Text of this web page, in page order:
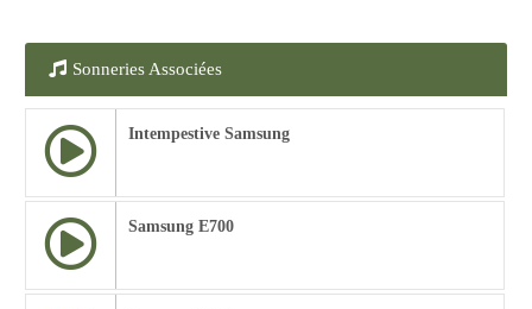
Sonneries Associées
Intempestive Samsung
Samsung E700